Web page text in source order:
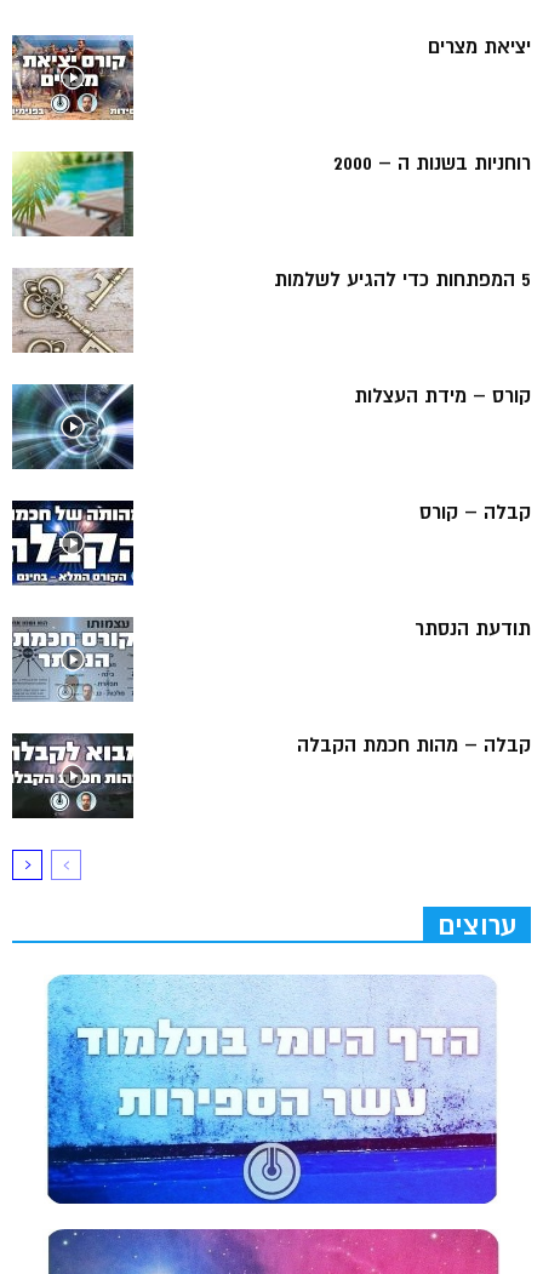
יציאת מצרים
רוחניות בשנות ה – 2000
5 המפתחות כדי להגיע לשלמות
קורס – מידת העצלות
קבלה – קורס
תודעת הנסתר
קבלה – מהות חכמת הקבלה
ערוצים